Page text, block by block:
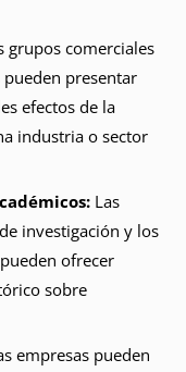
grupos comerciales
presentar
efectos de la
industria o sector
Las
investigación y los
ofrecer
sobre
empresas pueden